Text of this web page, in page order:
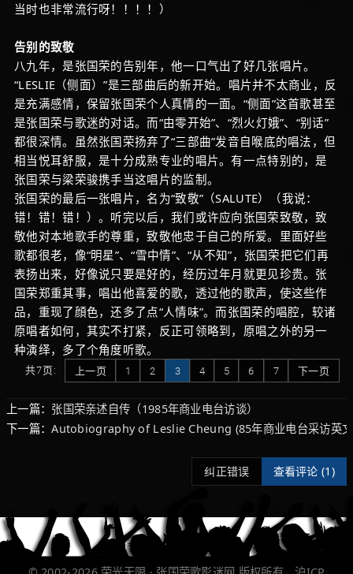
当时也非常流行呀！！！！）
告别的致敬
八九年，是张国荣的告别年，他一口气出了好几张唱片。
“LESLIE（侧面）”是三部曲后的新开始。唱片并不太商业，反
是充满感情，保留张国荣个人真情的一面。“侧面”这首歌甚至
是张国荣与歌迷的对话。而“由零开始”、“烈火灯娥”、“别话”
都很深情。虽然张国荣扬弃了“三部曲”发音自喉底的唱法，但
相当悦耳舒服，是十分成熟专业的唱片。有一点特别的，是
张国荣与梁荣骏携手当这唱片的监制。
张国荣的最后一张唱片，名为“致敬”（SALUTE）（我说：
错！错！错！）。听完以后，我们或许应向张国荣致敬，致
敬他对本地歌手的尊重，致敬他忠于自己的所爱。里面好些
歌都很老，像“明星”、“雪中情”、“从不知”，张国荣把它们再
表扬出来，好像说只要是好的，经历过年月就更见珍贵。张
国荣郑重其事，唱出他喜爱的歌，透过他的歌声，使这些作
品，重现了顔色，还多了点“人情味”。而张国荣的唱腔，较诸
原唱者如何，其实不打紧，反正可领略到，原唱之外的另一
种演绎，多了个角度听歌。
共7页: 上一页 1 2 3 4 5 6 7 下一页
上一篇： 张国荣亲述自传（1985年商业电台访谈）
下一篇：Autobiography of Leslie Cheung (85年商业电台采访英
纠正错误 查看评论 (1)